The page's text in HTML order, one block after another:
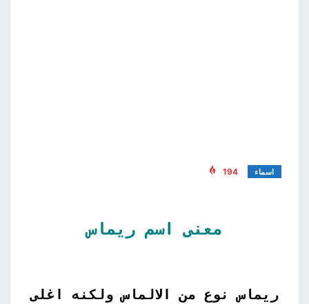
اسماء 194
معنى اسم ريماس
ريماس نوع من الالماس ولكنه اغلى